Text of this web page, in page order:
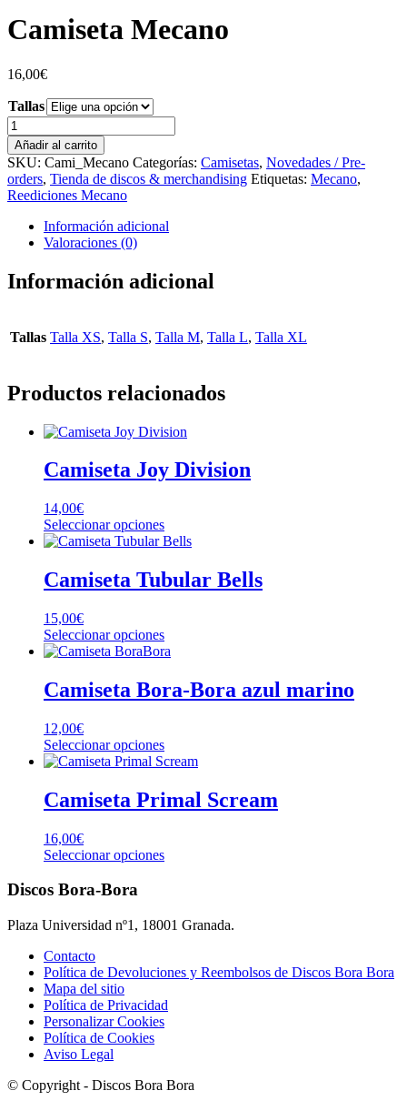
Camiseta Mecano
16,00€
Tallas
Camiseta
Mecano
cantidad
Añadir al carrito
SKU: Cami_Mecano Categorías: Camisetas, Novedades / Pre-
orders, Tienda de discos & merchandising Etiquetas: Mecano,
Reediciones Mecano
Información adicional
Valoraciones (0)
Información adicional
Tallas Talla XS, Talla S, Talla M, Talla L, Talla XL
Productos relacionados
Camiseta Joy Division
14,00€
Seleccionar opcionesEste
producto
múltiples
variantes.
se
pueden
en
la
producto
Camiseta Tubular Bells
15,00€
Seleccionar opcionesEste
producto
múltiples
variantes.
se
pueden
en
la
producto
Camiseta Bora-Bora azul marino
12,00€
Seleccionar opcionesEste
producto
múltiples
variantes.
se
la
producto
Camiseta Primal Scream
16,00€
Seleccionar opcionesEste
variantes.
se
pueden
elegir
en
producto
Discos Bora-Bora
Plaza Universidad nº1, 18001 Granada.
Contacto
Política de Devoluciones y Reembolsos de Discos Bora Bora
Mapa del sitio
Política de Privacidad
Personalizar Cookies
Política de Cookies
Aviso Legal
© Copyright - Discos Bora Bora